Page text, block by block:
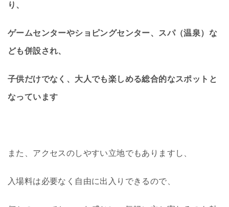
り、
ゲームセンターやショピングセンター、スパ（温泉）な
ども併設され、
子供だけでなく、大人でも楽しめる総合的なスポットと
なっています
また、アクセスのしやすい立地でもありますし、
入場料は必要なく自由に出入りできるので、